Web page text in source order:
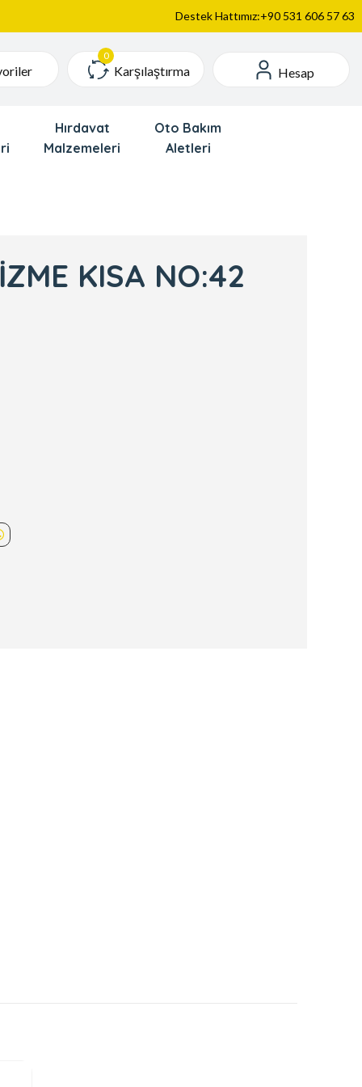
Destek Hattımız:+90 531 606 57 63
Karşılaştırma Hesap
Hırdavat
Malzemeleri
Oto Bakım
Aletleri
KISA NO:42